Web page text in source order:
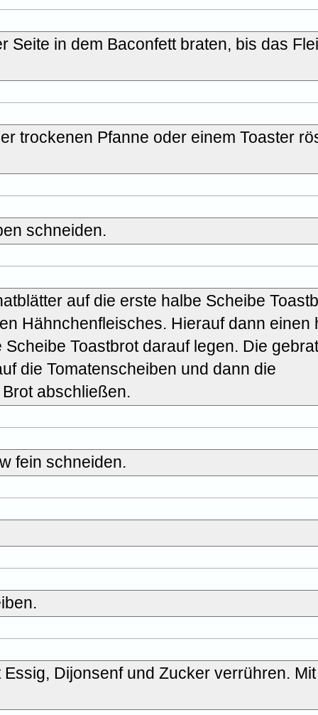
Seite in dem Baconfett braten, bis das
trockenen Pfanne oder einem Toaster
schneiden.
auf die erste halbe Scheibe
Hähnchenfleisches. Hierauf dann einen
Toastbrot darauf legen. Die
die Tomatenscheiben und dann die
abschließen.
fein schneiden.
Dijonsenf und Zucker verrühren.